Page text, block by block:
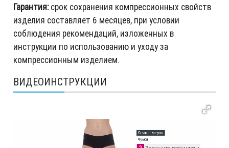
Гарантия:срок сохранения компрессионных свойств
изделия составляет 6 месяцев, при условии
соблюдения рекомендаций, изложенных в
инструкции по использованию и уходу за
компрессионным изделием.
ВИДЕОИНСТРУКЦИИ